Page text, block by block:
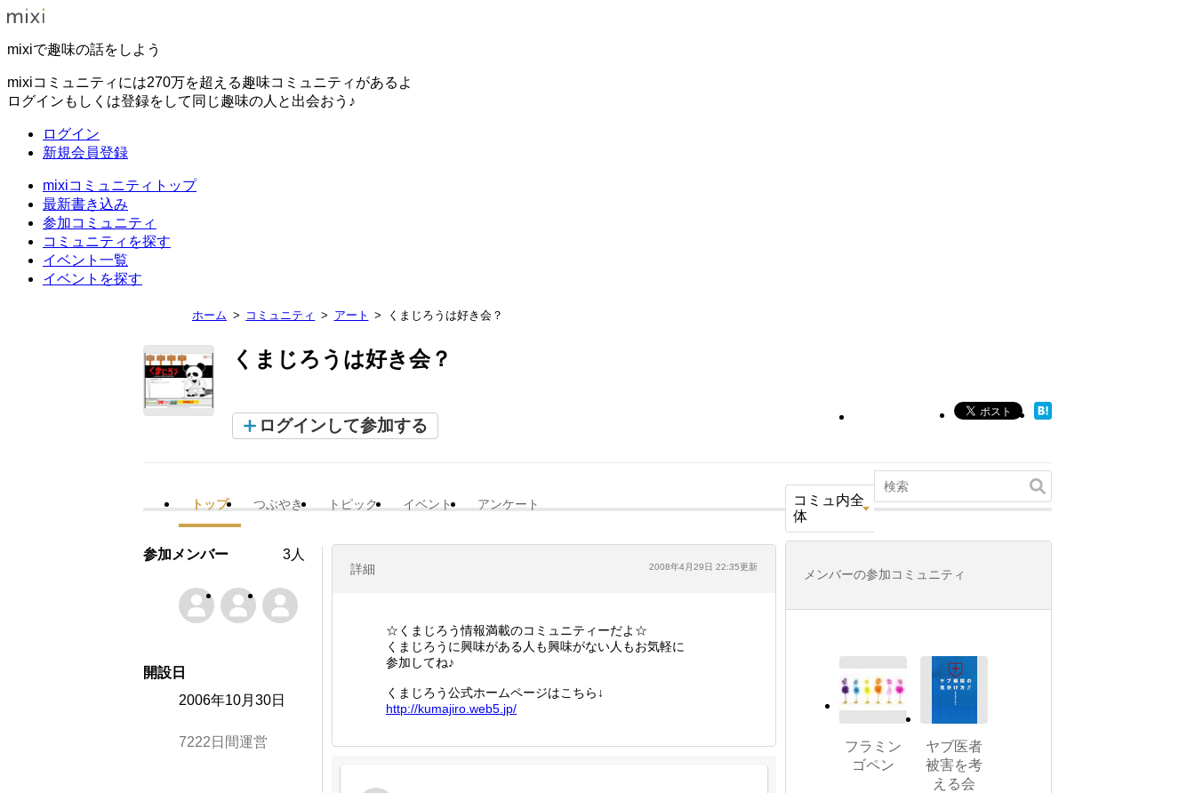
mixiで趣味の話をしよう
mixiコミュニティには270万を超える趣味コミュニティがあるよ
ログインもしくは登録をして同じ趣味の人と出会おう♪
ログイン
新規会員登録
mixiコミュニティトップ
最新書き込み
参加コミュニティ
コミュニティを探す
イベント一覧
イベントを探す
ホーム コミュニティ アート くまじろうは好き会？
くまじろうは好き会？
ログインして参加する
トップ つぶやき トピック イベント アンケート
コミュ内全
体
詳細 2008年4月29日 22:35更新
☆くまじろう情報満載のコミュニティーだよ☆
くまじろうに興味がある人も興味がない人もお気軽に
参加してね♪
くまじろう公式ホームページはこちら↓
http://kumajiro.web5. jp/
参加メンバー 3人
開設日
2006年10月30日
7222日間運営
メンバーの参加コミュニティ
フラミン
ゴペン
ヤブ医者
被害を考
える会